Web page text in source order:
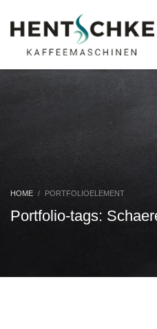
HOME PORTFOLIOELEMENT
Portfolio-tags: